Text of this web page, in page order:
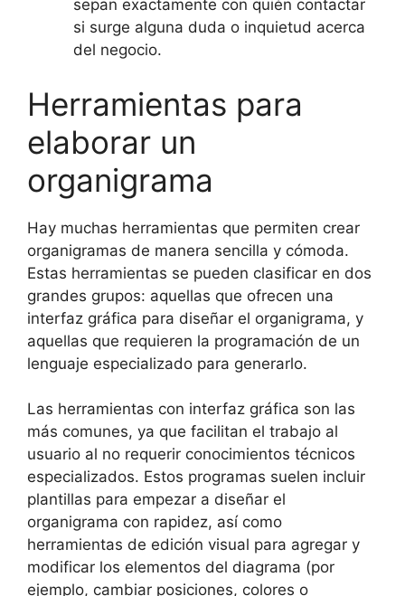
sepan exactamente con quién contactar
si surge alguna duda o inquietud acerca
del negocio.
Herramientas para
elaborar un
organigrama
Hay muchas herramientas que permiten crear
organigramas de manera sencilla y cómoda.
Estas herramientas se pueden clasificar en dos
grandes grupos: aquellas que ofrecen una
interfaz gráfica para diseñar el organigrama, y
aquellas que requieren la programación de un
lenguaje especializado para generarlo.
Las herramientas con interfaz gráfica son las
más comunes, ya que facilitan el trabajo al
usuario al no requerir conocimientos técnicos
especializados. Estos programas suelen incluir
plantillas para empezar a diseñar el
organigrama con rapidez, así como
herramientas de edición visual para agregar y
modificar los elementos del diagrama (por
ejemplo, cambiar posiciones, colores o